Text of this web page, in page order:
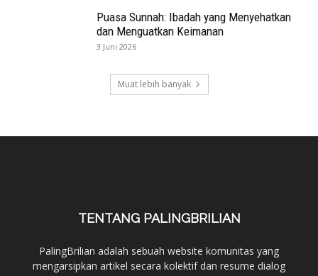
Puasa Sunnah: Ibadah yang Menyehatkan
dan Menguatkan Keimanan
3 Juni 2026
Muat lebih banyak
TENTANG PALINGBRILIAN
PalingBrilian adalah sebuah website komunitas yang
mengarsipkan artikel secara kolektif dan resume dialog